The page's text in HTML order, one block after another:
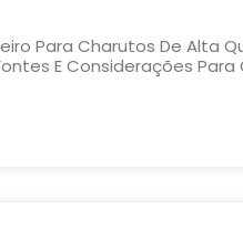
Para Charutos De Alta
E Considerações
Uma Ampla Seleção De
Accessories, S...